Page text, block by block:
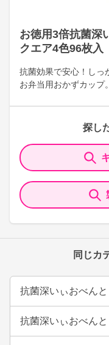
お徳用3倍抗菌深
クエア4色96枚入
抗菌効果で安心！しっ
お弁当用おかずカップ。
探し
同じカ
抗菌深いぃおべん
抗菌深いぃおべん